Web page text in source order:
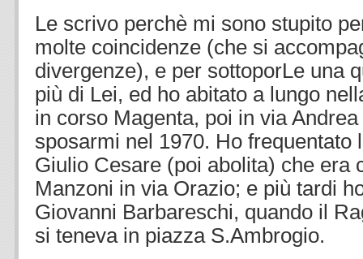
Le scrivo perchè mi sono stupito
molte coincidenze (che si
divergenze), e per sottoporLe una
più di Lei, ed ho abitato a lungo
in corso Magenta, poi in via
sposarmi nel 1970. Ho frequentato
Giulio Cesare (poi abolita) che era
Manzoni in via Orazio; e più tardi
Giovanni Barbareschi, quando il
si teneva in piazza S.Ambrogio.